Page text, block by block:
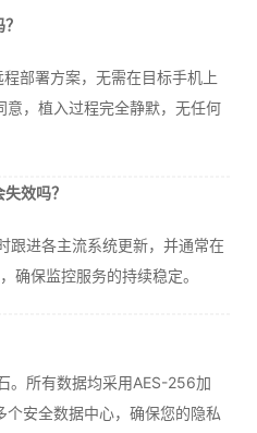
部署方案，无需在目标手机上
意，植入过程完全静默，无任何
效吗？
跟进各主流系统更新，并通常在
确保监控服务的持续稳定。
。所有数据均采用AES-256加
个安全数据中心，确保您的隐私